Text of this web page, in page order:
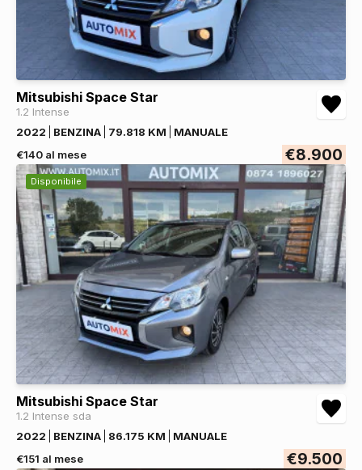
Mitsubishi Space Star
1.2 Intense
2022
BENZINA 79.818 KM
MANUALE
€140 al mese
€8.900
Disponibile
Mitsubishi Space Star
1.2 Intense sda
2022
BENZINA 86.175 KM
MANUALE
€151 al mese
€9.500